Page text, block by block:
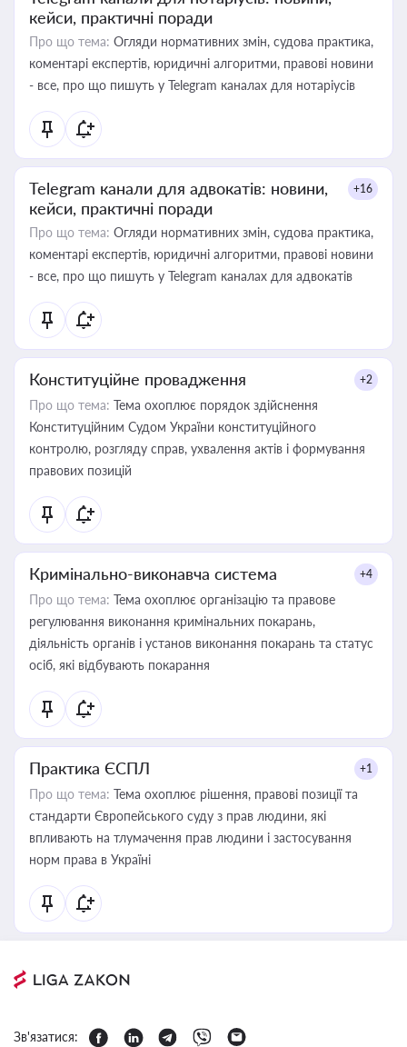
кейси, практичні поради
Про що тема: Огляди нормативних змін, судова практика,
коментарі експертів, юридичні алгоритми, правові новини
- все, про що пишуть у Telegram каналах для нотаріусів
Telegram канали для адвокатів: новини,
кейси, практичні поради
+16
Про що тема: Огляди нормативних змін, судова практика,
коментарі експертів, юридичні алгоритми, правові новини
- все, про що пишуть у Telegram каналах для адвокатів
Конституційне провадження +2
Про що тема: Тема охоплює порядок здійснення
Конституційним Судом України конституційного
контролю, розгляду справ, ухвалення актів і формування
правових позицій
Кримінально-виконавча система +4
Про що тема: Тема охоплює організацію та правове
регулювання виконання кримінальних покарань,
діяльність органів і установ виконання покарань та статус
осіб, які відбувають покарання
Практика ЄСПЛ +1
Про що тема: Тема охоплює рішення, правові позиції та
стандарти Європейського суду з прав людини, які
впливають на тлумачення прав людини і застосування
норм права в Україні
Зв'язатися: